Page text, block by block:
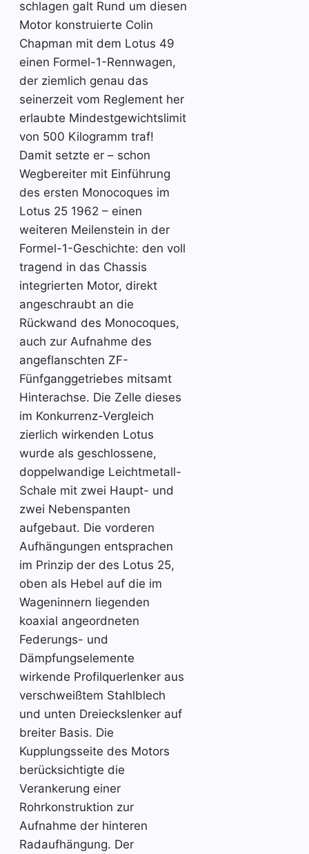
schlagen galt Rund um diesen
Motor konstruierte Colin
Chapman mit dem Lotus 49
einen Formel-1-Rennwagen,
der ziemlich genau das
seinerzeit vom Reglement her
erlaubte Mindestgewichtslimit
von 500 Kilogramm traf!
Damit setzte er – schon
Wegbereiter mit Einführung
des ersten Monocoques im
Lotus 25 1962 – einen
weiteren Meilenstein in der
Formel-1-Geschichte: den voll
tragend in das Chassis
integrierten Motor, direkt
angeschraubt an die
Rückwand des Monocoques,
auch zur Aufnahme des
angeflanschten ZF-
Fünfganggetriebes mitsamt
Hinterachse. Die Zelle dieses
im Konkurrenz-Vergleich
zierlich wirkenden Lotus
wurde als geschlossene,
doppelwandige Leichtmetall-
Schale mit zwei Haupt- und
zwei Nebenspanten
aufgebaut. Die vorderen
Aufhängungen entsprachen
im Prinzip der des Lotus 25,
oben als Hebel auf die im
Wageninnern liegenden
koaxial angeordneten
Federungs- und
Dämpfungselemente
wirkende Profilquerlenker aus
verschweißtem Stahlblech
und unten Dreieckslenker auf
breiter Basis. Die
Kupplungsseite des Motors
berücksichtigte die
Verankerung einer
Rohrkonstruktion zur
Aufnahme der hinteren
Radaufhängung. Der